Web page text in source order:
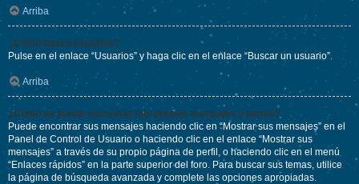
Arriba
¿Cómo busco usuarios?
Pulse en el enlace “Usuarios” y haga clic en el enlace “Buscar un usuario”.
Arriba
¿Como se puede encontrar mis propios mensajes y temas?
Puede encontrar sus mensajes haciendo clic en “Mostrar sus mensajes” en el
Panel de Control de Usuario o haciendo clic en el enlace “Mostrar sus
mensajes” a través de su propio página de perfil, o haciendo clic en el menú
“Enlaces rápidos” en la parte superior del foro. Para buscar sus temas, utilice
la página de búsqueda avanzada y complete las opciones apropiadas.